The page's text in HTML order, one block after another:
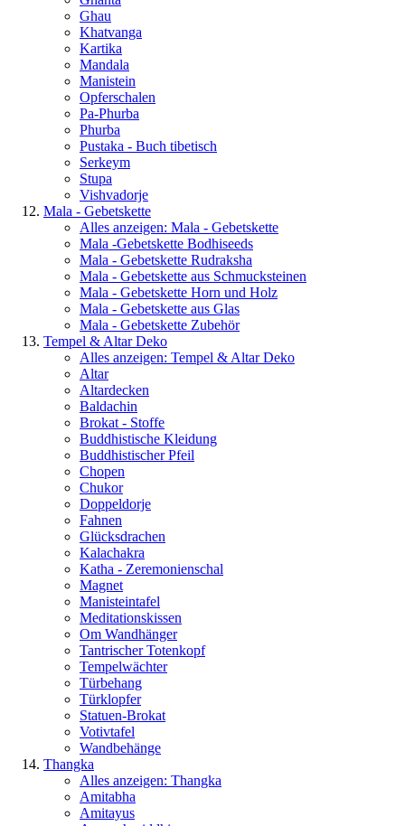
Ghau
Khatvanga
Kartika
Mandala
Manistein
Opferschalen
Pa-Phurba
Phurba
Pustaka - Buch tibetisch
Serkeym
Stupa
Vishvadorje
Mala - Gebetskette
Alles anzeigen: Mala - Gebetskette
Mala -Gebetskette Bodhiseeds
Mala - Gebetskette Rudraksha
Mala - Gebetskette aus Schmucksteinen
Mala - Gebetskette Horn und Holz
Mala - Gebetskette aus Glas
Mala - Gebetskette Zubehör
Tempel & Altar Deko
Alles anzeigen: Tempel & Altar Deko
Altar
Altardecken
Baldachin
Brokat - Stoffe
Buddhistische Kleidung
Buddhistischer Pfeil
Chopen
Chukor
Doppeldorje
Fahnen
Glücksdrachen
Kalachakra
Katha - Zeremonienschal
Magnet
Manisteintafel
Meditationskissen
Om Wandhänger
Tantrischer Totenkopf
Tempelwächter
Türbehang
Türklopfer
Statuen-Brokat
Votivtafel
Wandbehänge
Thangka
Alles anzeigen: Thangka
Amitabha
Amitayus